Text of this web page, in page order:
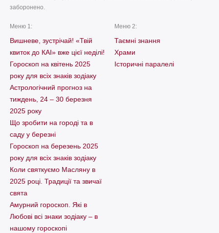
заборонено.
Меню 1:
Вишневе, зустрічай! «Твій
квиток до КАІ» вже цієї неділі!
Гороскоп на квітень 2025
року для всіх знаків зодіаку
Астрологічний прогноз на
тиждень, 24 – 30 березня
2025 року
Що зробити на городі та в
саду у березні
Гороскоп на березень 2025
року для всіх знаків зодіаку
Коли святкуємо Масляну в
2025 році. Традиції та звичаї
свята
Амурний гороскоп. Які в
Любові всі знаки зодіаку – в
нашому гороскопі
Меню 2:
Таємні знання
Храми
Історичні паралелі